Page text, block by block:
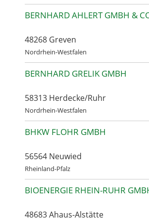
BERNHARD AHLERT GMBH &
48268 Greven
Nordrhein-Westfalen
BERNHARD GRELIK GMBH
58313 Herdecke/Ruhr
Nordrhein-Westfalen
BHKW FLOHR GMBH
56564 Neuwied
Rheinland-Pfalz
BIOENERGIE RHEIN-RUHR
48683 Ahaus-Alstätte